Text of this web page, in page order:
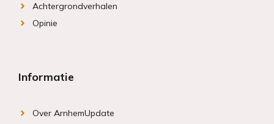
Achtergrondverhalen
Opinie
Informatie
Over ArnhemUpdate